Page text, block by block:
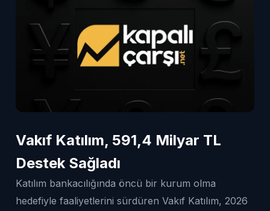
Vakıf Katılım, 591,4 Milyar TL
Destek Sağladı
Katılım bankacılığında öncü bir kurum olma
hedefiyle faaliyetlerini sürdüren Vakıf Katılım, 2026